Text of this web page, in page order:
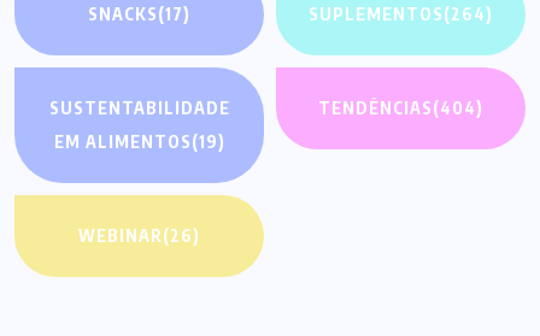
SNACKS(17) SUPLEMENTOS(264)
SUSTENTABILIDADE
EM ALIMENTOS(19)
TENDÊNCIAS(404)
WEBINAR(26)